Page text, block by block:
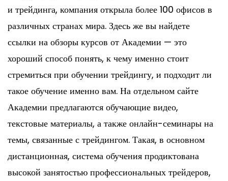
и трейдинга, компания открыла более 100 офисов в
различных странах мира. Здесь же вы найдете
ссылки на обзоры курсов от Академии — это
хороший способ понять, к чему именно стоит
стремиться при обучении трейдингу, и подходит ли
такое обучение именно вам. На отдельном сайте
Академии предлагаются обучающие видео,
текстовые материалы, а также онлайн-семинары на
темы, связанные с трейдингом. Такая, в основном
дистанционная, система обучения продиктована
высокой занятостью профессиональных трейдеров,